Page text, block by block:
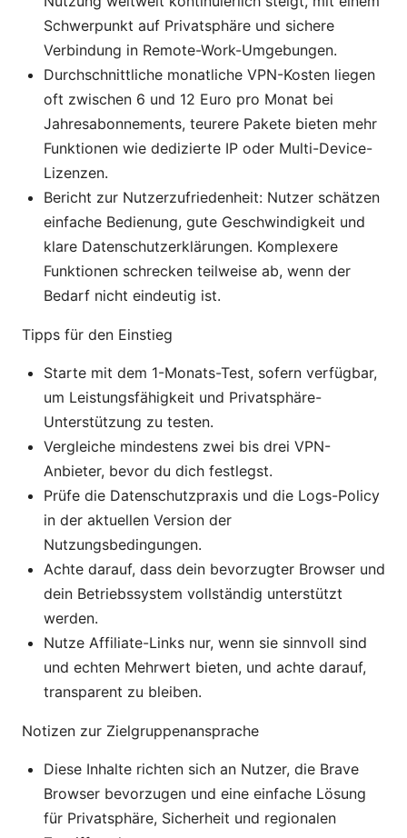
Schwerpunkt auf Privatsphäre und sichere
Verbindung in Remote-Work-Umgebungen.
Durchschnittliche monatliche VPN-Kosten liegen
oft zwischen 6 und 12 Euro pro Monat bei
Jahresabonnements, teurere Pakete bieten mehr
Funktionen wie dedizierte IP oder Multi-Device-
Lizenzen.
Bericht zur Nutzerzufriedenheit: Nutzer schätzen
einfache Bedienung, gute Geschwindigkeit und
klare Datenschutzerklärungen. Komplexere
Funktionen schrecken teilweise ab, wenn der
Bedarf nicht eindeutig ist.
Tipps für den Einstieg
Starte mit dem 1-Monats-Test, sofern verfügbar,
um Leistungsfähigkeit und Privatsphäre-
Unterstützung zu testen.
Vergleiche mindestens zwei bis drei VPN-
Anbieter, bevor du dich festlegst.
Prüfe die Datenschutzpraxis und die Logs-Policy
in der aktuellen Version der
Nutzungsbedingungen.
Achte darauf, dass dein bevorzugter Browser und
dein Betriebssystem vollständig unterstützt
werden.
Nutze Affiliate-Links nur, wenn sie sinnvoll sind
und echten Mehrwert bieten, und achte darauf,
transparent zu bleiben.
Notizen zur Zielgruppenansprache
Diese Inhalte richten sich an Nutzer, die Brave
Browser bevorzugen und eine einfache Lösung
für Privatsphäre, Sicherheit und regionalen